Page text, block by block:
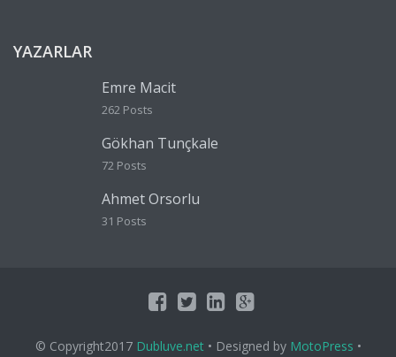
YAZARLAR
Emre Macit
262 Posts
Gökhan Tunçkale
72 Posts
Ahmet Orsorlu
31 Posts
© Copyright2017 Dubluve.net• Designed by MotoPress •